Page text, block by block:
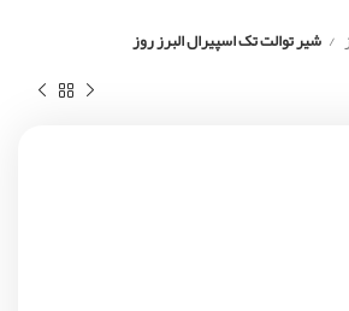
شیر توالت تک اسپیرال البرز روز